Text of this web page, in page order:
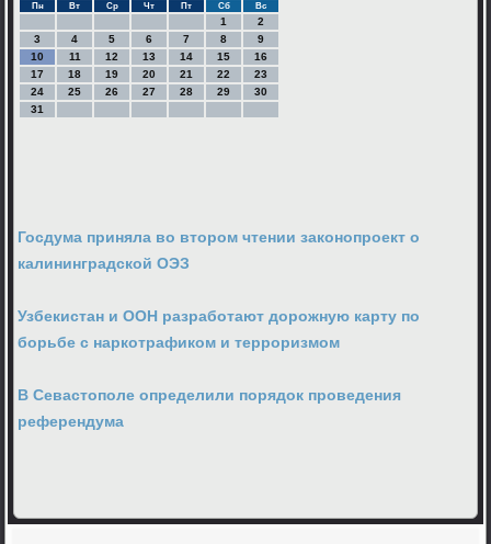
Пн Вт Ср Чт Пт Сб Вс
1
2
3
4 5 6 7 8
9
10
11 12 13 14 15
16
17
18 19 20 21 22
23
24
25 26 27 28 29
30
31
Госдума приняла во втором чтении законопроект о
калининградской ОЭЗ
Узбекистан и ООН разработают дорожную карту по
борьбе с наркотрафиком и терроризмом
В Севастополе определили порядок проведения
референдума